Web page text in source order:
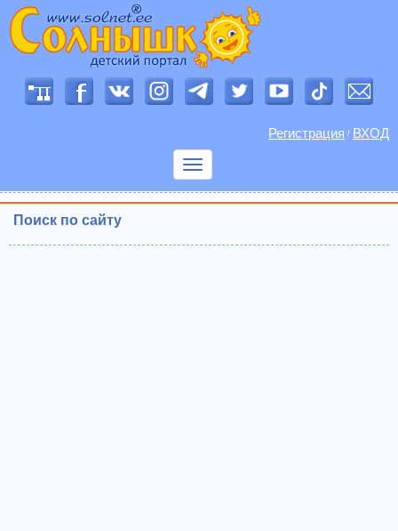
Регистрация / ВХОД
Показать
Поиск по сайту